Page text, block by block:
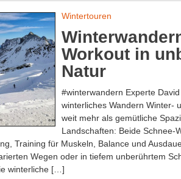
Wintertouren
Workout in
Natur
#winterwandern Experte
winterliches Wandern Winter-
weit mehr als gemütliche
Landschaften: Beide Schnee-
Training für Muskeln, Balance und
Wegen oder in tiefem unberührtem
winterliche […]